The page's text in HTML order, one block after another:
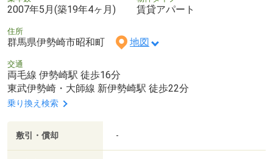
2007年5月(築19年4ヶ月) 賃貸アパート
住所
群馬県伊勢崎市昭和町 地図
交通
両毛線 伊勢崎駅 徒歩16分
東武伊勢崎・大師線 新伊勢崎駅 徒歩22分
乗り換え検索
敷引・償却 -